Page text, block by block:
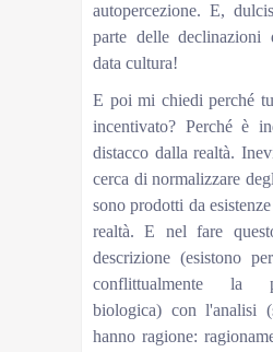
autopercezione. E,
parte delle
data cultura!
E poi mi chiedi perché
incentivato? Perché è
distacco dalla realtà.
cerca di normalizzare
sono prodotti da
realtà. E nel fare
descrizione (esistono
conflittualmente la
biologica) con l'analisi
hanno ragione: